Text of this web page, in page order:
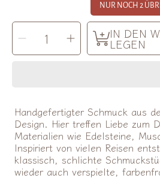
NUR NOCH 2
MENGE
AUSWÄHLEN
Menge
für
Kette
Mond
Menge
für
Kette
Mond
IN DEN
LEGEN
Handgefertigter Schmuck aus
Design. Hier treffen Liebe zum
Materialien wie Edelsteine,
Inspiriert von vielen Reisen
klassisch, schlichte
wieder auch verspielte,